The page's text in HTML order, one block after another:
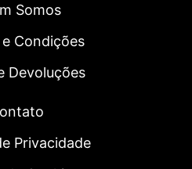
Somos
Condições
Devoluções
Privacidade